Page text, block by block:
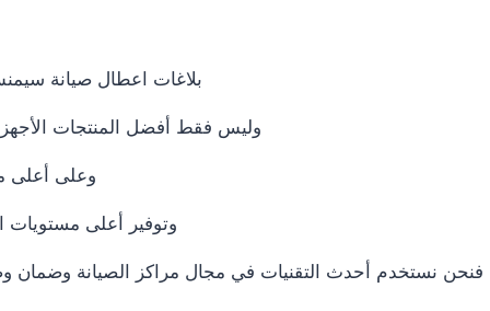
بلاغات اعطال صيانة
وليس فقط أفضل المنتجات
وعلى أعلى
وتوفير أعلى مستويات
فنحن نستخدم أحدث التقنيات في مجال مراكز الصيانة وضمان